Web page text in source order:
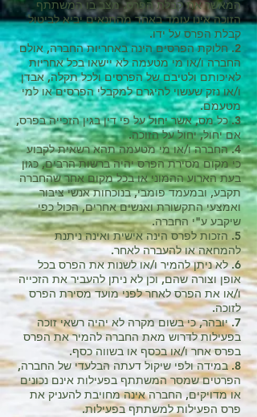
המאשר את קבלת הפרס. מצב בו המשתתף
הזוכה אינו עומד באחד מהתנאים יביא לביטול
קבלת הפרס על ידו.
2. חלוקת הפרסים הינה באחריות החברה, אולם
החברה ו/או מי מטעמה לא יישאו בכל אחריות
לאיכותם ולטיבם של הפרסים ולכל תקלה, אבדן
ו/או נזק שעשוי להיגרם למקבלי הפרסים או למי
מטעמם.
3. כל מס, אשר יחול על פי דין בגין הזכייה בפרס,
אם יחול, יחול על הזוכה.
4. החברה ו/או מי מטעמה תהא רשאית לקבוע
כי מקום מסירת הפרס יהיה ברשות הרבים, כגון
בעת הארוע ההמוני או בכל מקום אחר שהחברה
תקבע, ובמעמד פומבי, בנוכחות אנשי ציבור
ואמצעי התקשורת ואנשים אחרים, הכול כפי
שיקבע ע"י החברה.
5. הזכות לפרס הינה אישית ואינה ניתנת
להמחאה או להעברה לאחר.
6. לא ניתן להמיר ו/או לשנות את הפרס בכל
אופן וצורה שהם, וכן לא ניתן להעביר את הזכייה
ו/או את הפרס לאחר לפני מועד מסירת הפרס
לזוכה.
7. יובהר, כי בשום מקרה לא יהיה רשאי זוכה
בפעילות לדרוש מאת החברה להמיר את הפרס
בפרס אחר ו/או בכסף או בשווה כסף.
8. במידה ולפי שיקול דעתה הבלעדי של החברה,
הפרטים שמסר המשתתף בפעילות אינם נכונים
או מדויקים, החברה אינה מחויבת להעניק את
פרס הפעילות למשתתף בפעילות.